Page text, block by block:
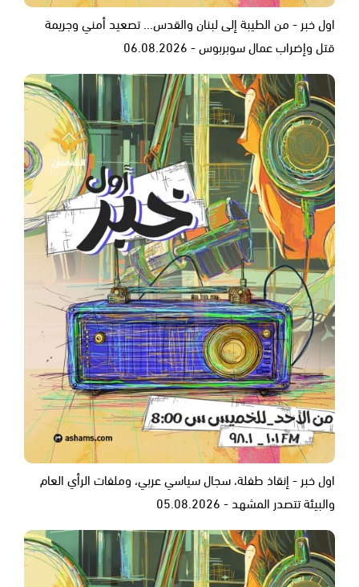
اول خبر - من الطيبة إلى لبنان والقدس... تصعيد أمني وجريمة
قتل وإضراب عمال سوبربوس - 06.08.2026
اول خبر - إنقاذ طفلة، سجال سياسي عربي، وملفات الرأي العام
والبيئة تتصدر المشهد - 05.08.2026